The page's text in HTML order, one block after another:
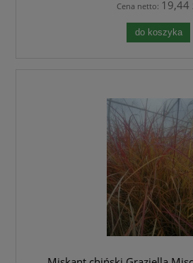
Cena netto: 19,44
do koszyka